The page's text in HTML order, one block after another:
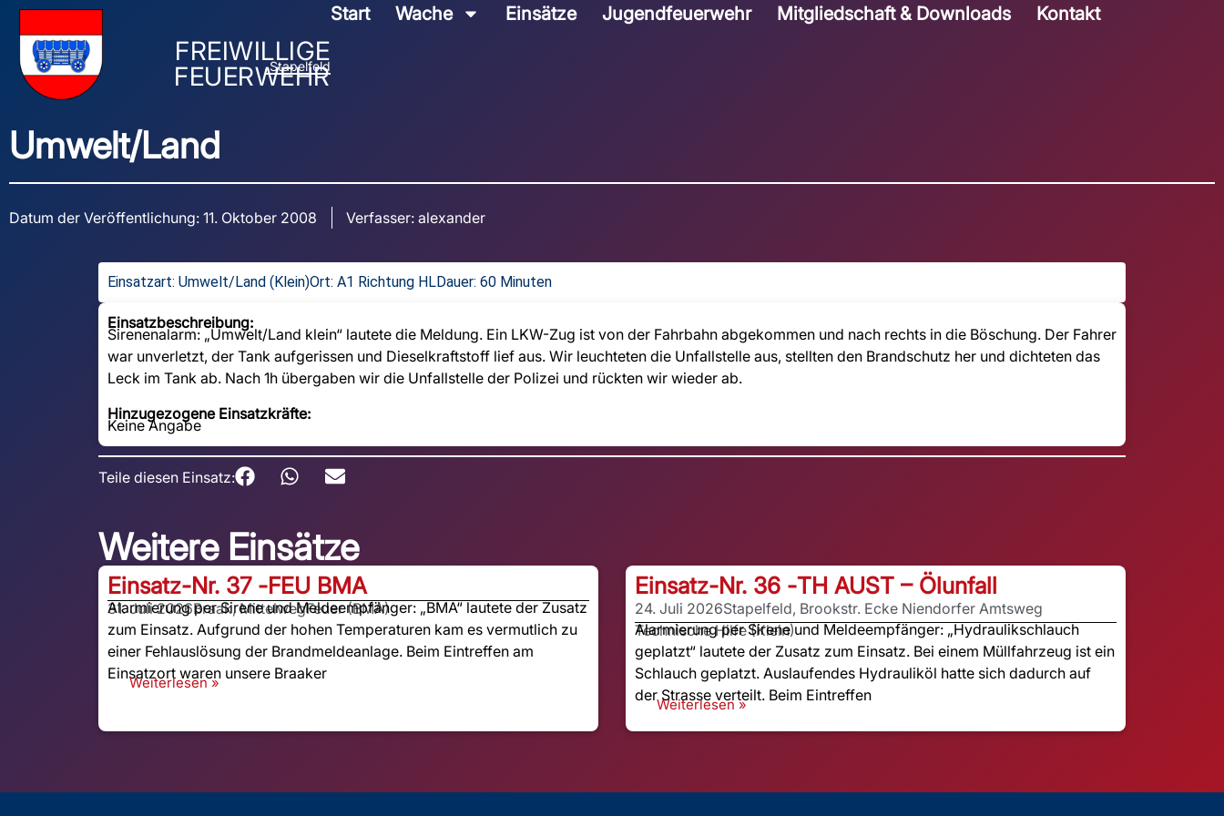
FREIWILLIGE
FEUERWEHR
Stapelfeld
Start Wache Einsätze Jugendfeuerwehr Mitgliedschaft & Downloads Kontakt
Umwelt/Land
Datum der Veröffentlichung: 11. Oktober 2008 Verfasser: alexander
Einsatzart: Umwelt/Land (Klein)Ort: A1 Richtung HLDauer: 60 Minuten
Einsatzbeschreibung:
Sirenenalarm: „Umwelt/Land klein“ lautete die Meldung. Ein LKW-Zug ist von der Fahrbahn abgekommen und nach rechts in die Böschung. Der Fahrer
war unverletzt, der Tank aufgerissen und Dieselkraftstoff lief aus. Wir leuchteten die Unfallstelle aus, stellten den Brandschutz her und dichteten das
Leck im Tank ab. Nach 1h übergaben wir die Unfallstelle der Polizei und rückten wir wieder ab.
Hinzugezogene Einsatzkräfte:
Keine Angabe
Teile diesen Einsatz:
Weitere Einsätze
Einsatz-Nr. 37 -FEU BMA
31. Juli 2026Braak, MittelwegFeuer (BMA)
Alarmierung per Sirene und Meldeempfänger: „BMA“ lautete der Zusatz
zum Einsatz. Aufgrund der hohen Temperaturen kam es vermutlich zu
einer Fehlauslösung der Brandmeldeanlage. Beim Eintreffen am
Einsatzort waren unsere Braaker
Weiterlesen »
Einsatz-Nr. 36 -TH AUST – Ölunfall
24. Juli 2026Stapelfeld, Brookstr. Ecke Niendorfer Amtsweg
Technische Hilfe (Klein)
Alarmierung per Sirene und Meldeempfänger: „Hydraulikschlauch
geplatzt“ lautete der Zusatz zum Einsatz. Bei einem Müllfahrzeug ist ein
Schlauch geplatzt. Auslaufendes Hydrauliköl hatte sich dadurch auf
der Strasse verteilt. Beim Eintreffen
Weiterlesen »